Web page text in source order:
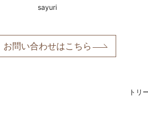
sayuri
お問い合わせはこちら
トリ